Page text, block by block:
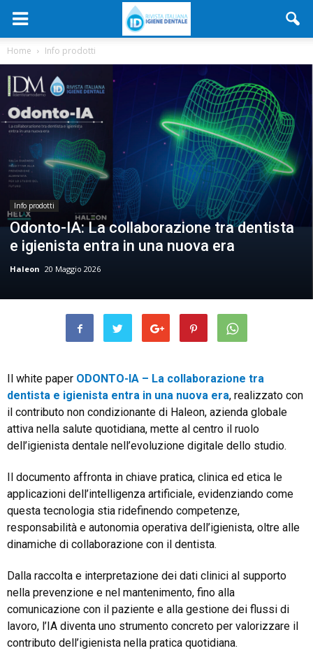
Home Info prodotti
Info prodotti
Odonto-IA: La collaborazione tra dentista
e igienista entra in una nuova era
Haleon 20 Maggio 2026
Il white paper ODONTO-IA – La collaborazione tra
dentista e igienista entra in una nuova era, realizzato con
il contributo non condizionante di Haleon, azienda globale
attiva nella salute quotidiana, mette al centro il ruolo
dell’igienista dentale nell’evoluzione digitale dello studio.
Il documento affronta in chiave pratica, clinica ed etica le
applicazioni dell’intelligenza artificiale, evidenziando come
questa tecnologia stia ridefinendo competenze,
responsabilità e autonomia operativa dell’igienista, oltre alle
dinamiche di collaborazione con il dentista.
Dalla raccolta e interpretazione dei dati clinici al supporto
nella prevenzione e nel mantenimento, fino alla
comunicazione con il paziente e alla gestione dei flussi di
lavoro, l’IA diventa uno strumento concreto per valorizzare il
contributo dell’igienista nella pratica quotidiana.